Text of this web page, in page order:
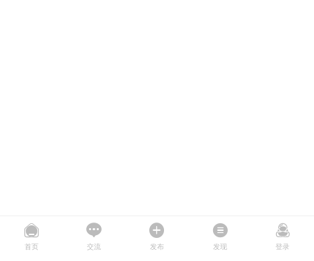
首页 交流 发布 发现 登录